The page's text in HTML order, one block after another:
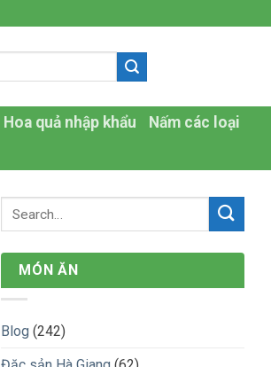
Hoa quả nhập khẩu
Nấm các loại
MÓN ĂN
Blog (242)